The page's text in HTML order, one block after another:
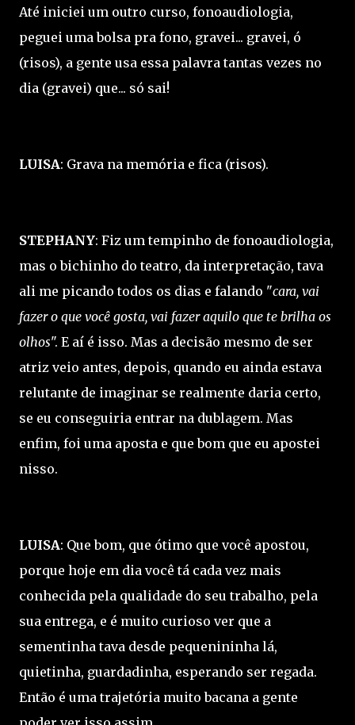
Até iniciei um outro curso, fonoaudiologia,
peguei uma bolsa pra fono, gravei... gravei, ó
(risos), a gente usa essa palavra tantas vezes no
dia (gravei) que... só sai!
LUISA: Grava na memória e fica (risos).
STEPHANY: Fiz um tempinho de fonoaudiologia,
mas o bichinho do teatro, da interpretação, tava
ali me picando todos os dias e falando "cara, vai
fazer o que você gosta, vai fazer aquilo que te brilha os
olhos". E aí é isso. Mas a decisão mesmo de ser
atriz veio antes, depois, quando eu ainda estava
relutante de imaginar se realmente daria certo,
se eu conseguiria entrar na dublagem. Mas
enfim, foi uma aposta e que bom que eu apostei
nisso.
LUISA: Que bom, que ótimo que você apostou,
porque hoje em dia você tá cada vez mais
conhecida pela qualidade do seu trabalho, pela
sua entrega, e é muito curioso ver que a
sementinha tava desde pequenininha lá,
quietinha, guardadinha, esperando ser regada.
Então é uma trajetória muito bacana a gente